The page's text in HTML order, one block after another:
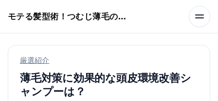
モテる髪型術！つむじ薄毛の隠し方
厳選紹介
薄毛対策に効果的な頭皮環境改善シ
ャンプーは？